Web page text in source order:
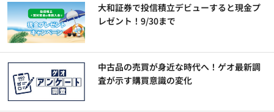
大和証券で投信積立デビューすると現金プ
レゼント！9/30まで
中古品の売買が身近な時代へ！ゲオ最新調
査が示す購買意識の変化